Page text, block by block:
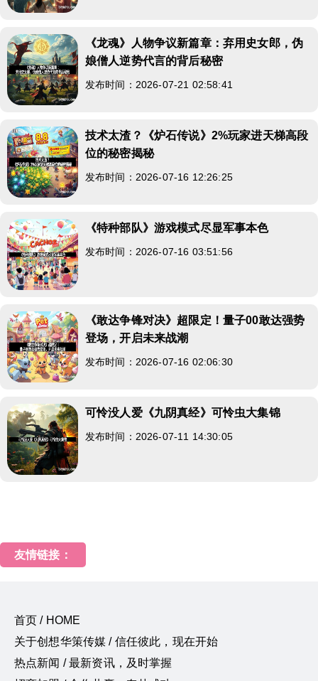
《龙魂》人物争议新篇章：弃用史女郎，伪
娘僧人逆势代言的背后秘密
发布时间：2026-07-21 02:58:41
技术太渣？《炉石传说》2%玩家进天梯高段
位的秘密揭秘
发布时间：2026-07-16 12:26:25
《特种部队》游戏模式尽显军事本色
发布时间：2026-07-16 03:51:56
《敢达争锋对决》超限定！量子00敢达强势
登场，开启未来战潮
发布时间：2026-07-16 02:06:30
可怜没人爱《九阴真经》可怜虫大集锦
发布时间：2026-07-11 14:30:05
友情链接：
首页 / HOME
关于创想华策传媒 / 信任彼此，现在开始
热点新闻 / 最新资讯，及时掌握